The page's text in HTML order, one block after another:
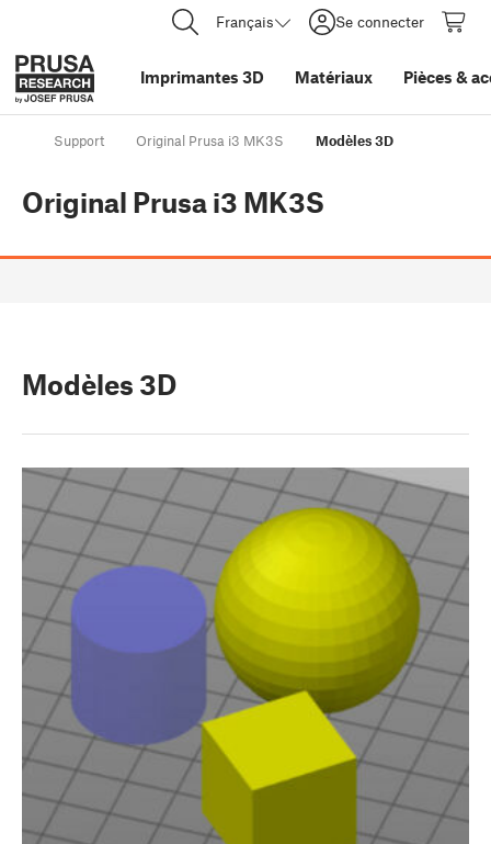
Français Se connecter
Imprimantes 3D Matériaux Pièces &
Support Original Prusa i3 MK3S Modèles 3D
Original Prusa i3 MK3S
Modèles 3D